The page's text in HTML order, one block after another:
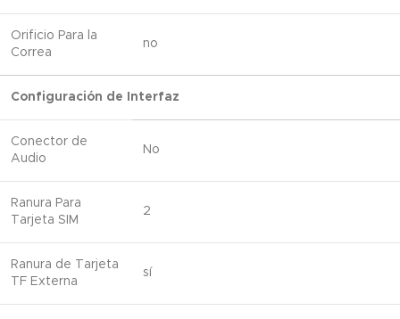
Orificio Para la
Correa
no
Configuración de Interfaz
Conector de
Audio
No
Ranura Para
Tarjeta SIM
2
Ranura de Tarjeta
TF Externa
sí